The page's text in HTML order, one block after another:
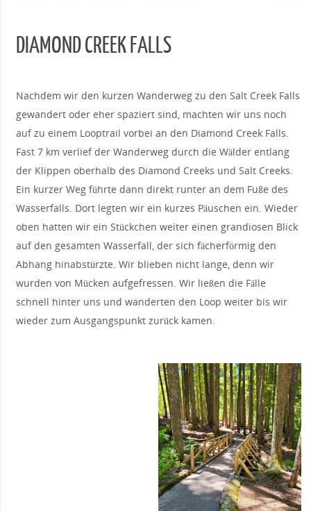
DIAMOND CREEK FALLS
Nachdem wir den kurzen Wanderweg zu den Salt Creek Falls
gewandert oder eher spaziert sind, machten wir uns noch
auf zu einem Looptrail vorbei an den Diamond Creek Falls.
Fast 7 km verlief der Wanderweg durch die Wälder entlang
der Klippen oberhalb des Diamond Creeks und Salt Creeks.
Ein kurzer Weg führte dann direkt runter an dem Fuße des
Wasserfalls. Dort legten wir ein kurzes Päuschen ein. Wieder
oben hatten wir ein Stückchen weiter einen grandiosen Blick
auf den gesamten Wasserfall, der sich fächerförmig den
Abhang hinabstürzte. Wir blieben nicht lange, denn wir
wurden von Mücken aufgefressen. Wir ließen die Fälle
schnell hinter uns und wanderten den Loop weiter bis wir
wieder zum Ausgangspunkt zurück kamen.